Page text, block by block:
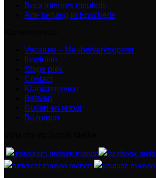
Bocx Interiors meubels
Arte behang in Enschede
Vacature – Meubelverkoopster
Inspiratie
Stage plek
Contact
Klantenservice
Betalen
Ruilen en retour
Bezorgen